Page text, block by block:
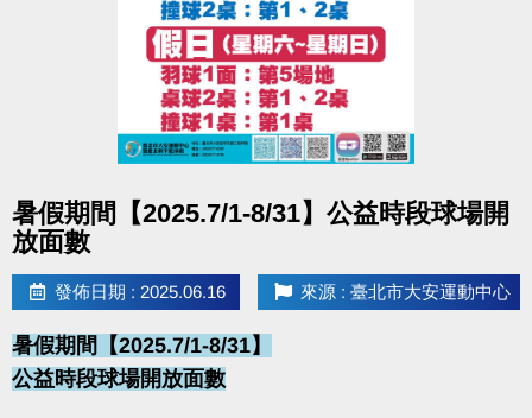
暑假期間【2025.7/1-8/31】公益時段球場開
放面數
發佈日期 : 2025.06.16 來源 : 臺北市大安運動中心
暑假期間【2025.7/1-8/31】
公益時段球場開放面數